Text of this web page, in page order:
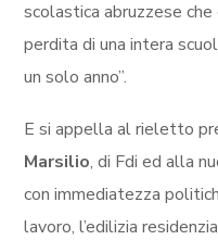
scolastica abruzzese
perdita di una intera
un solo anno”.
E si appella al rieletto
Marsilio, di Fdi ed alla
con immediatezza
lavoro, l’edilizia